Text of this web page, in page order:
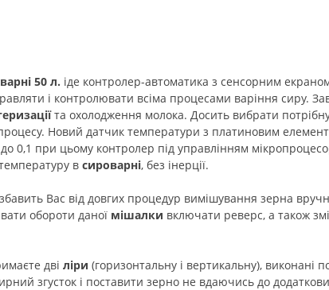
50 л. іде контролер-автоматика з сенсорним
і контролювати всіма процесами варіння сиру.
та охолодження молока. Досить вибрати
Новий датчик температури з платиновим
0,1 при цьому контролер під управлінням
в сироварні, без інерції.
Вас від довгих процедур вимішування зерна
обороти даної мішалки включати реверс, а також
дві ліри (горизонтальну і вертикальну), виконані
згусток і поставити зерно не вдаючись до